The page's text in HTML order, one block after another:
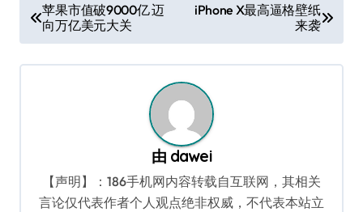
章
导
苹果市值破9000亿 迈
向万亿美元大关
iPhone X最高逼格壁纸
来袭
由 dawei
【声明】：186手机网内容转载自互联网，其相关
言论仅代表作者个人观点绝非权威，不代表本站立